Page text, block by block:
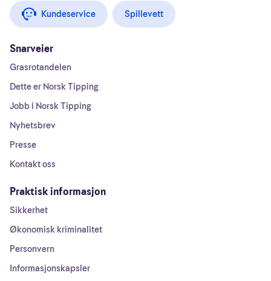
Kundeservice Spillevett
Snarveier
Grasrotandelen
Dette er Norsk Tipping
Jobb i Norsk Tipping
Nyhetsbrev
Presse
Kontakt oss
Praktisk informasjon
Sikkerhet
Økonomisk kriminalitet
Personvern
Informasjonskapsler